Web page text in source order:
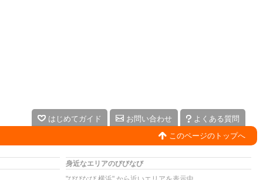
はじめてガイド お問い合わせ
よくある質問
このページのトップへ
身近なエリアのびびなび